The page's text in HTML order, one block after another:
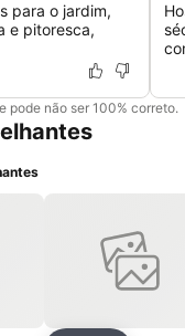
para o jardim,
e pitoresca,
pode não ser 100% correto.